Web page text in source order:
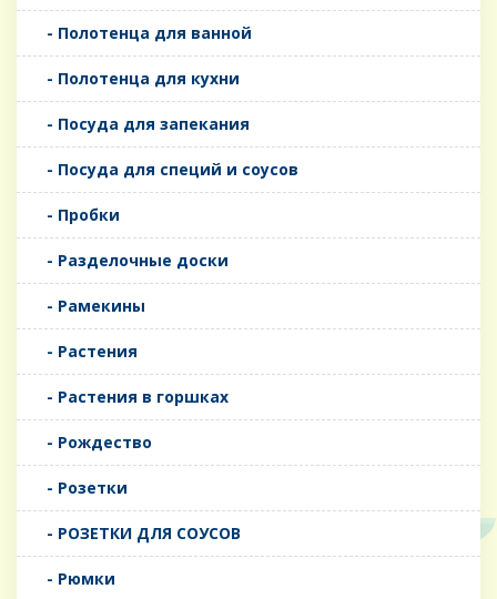
- Полотенца для ванной
- Полотенца для кухни
- Посуда для запекания
- Посуда для специй и соусов
- Пробки
- Разделочные доски
- Рамекины
- Растения
- Растения в горшках
- Рождество
- Розетки
- РОЗЕТКИ ДЛЯ СОУСОВ
- Рюмки